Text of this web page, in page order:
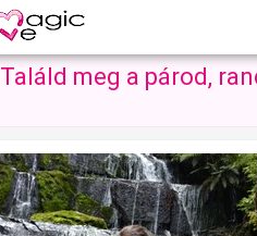
Találd meg a párod,